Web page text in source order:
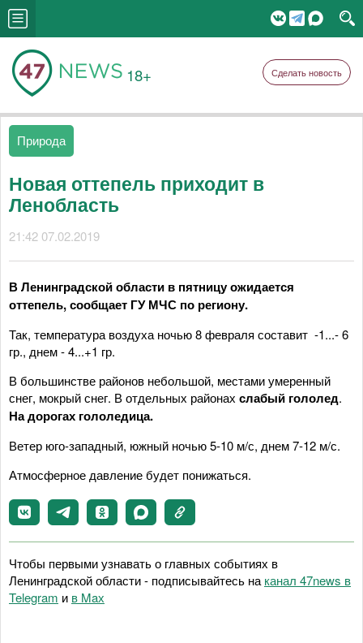
18+ Сделать новость
Природа
Новая оттепель приходит в
Ленобласть
21:42 07.02.2019
В Ленинградской области в пятницу ожидается
оттепель, сообщает ГУ МЧС по региону.
Так, температура воздуха ночью 8 февраля составит -1...- 6
гр., днем - 4...+1 гр.
В большинстве районов небольшой, местами умеренный
снег, мокрый снег. В отдельных районах слабый гололед.
На дорогах гололедица.
Ветер юго-западный, южный ночью 5-10 м/с, днем 7-12 м/с.
Атмосферное давление будет понижаться.
Чтобы первыми узнавать о главных событиях в
Ленинградской области - подписывайтесь на канал 47news в
Telegram и в Maх